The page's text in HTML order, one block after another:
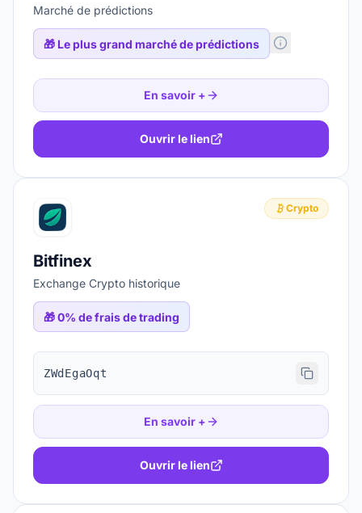
Marché de prédictions
🎁 Le plus grand marché de prédictions
En savoir +
Ouvrir le lien
Crypto
Bitfinex
Exchange Crypto historique
🎁0% de frais de trading
ZWdEgaOqt
En savoir +
Ouvrir le lien